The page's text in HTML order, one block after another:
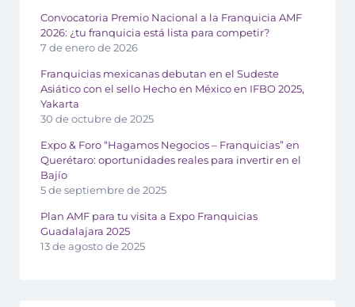
Convocatoria Premio Nacional a la Franquicia AMF
2026: ¿tu franquicia está lista para competir?
7 de enero de 2026
Franquicias mexicanas debutan en el Sudeste
Asiático con el sello Hecho en México en IFBO 2025,
Yakarta
30 de octubre de 2025
Expo & Foro “Hagamos Negocios – Franquicias” en
Querétaro: oportunidades reales para invertir en el
Bajío
5 de septiembre de 2025
Plan AMF para tu visita a Expo Franquicias
Guadalajara 2025
13 de agosto de 2025